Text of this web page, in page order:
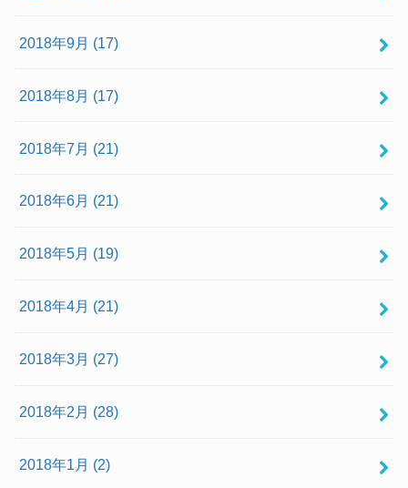
2018年9月 (17)
2018年8月 (17)
2018年7月 (21)
2018年6月 (21)
2018年5月 (19)
2018年4月 (21)
2018年3月 (27)
2018年2月 (28)
2018年1月 (2)